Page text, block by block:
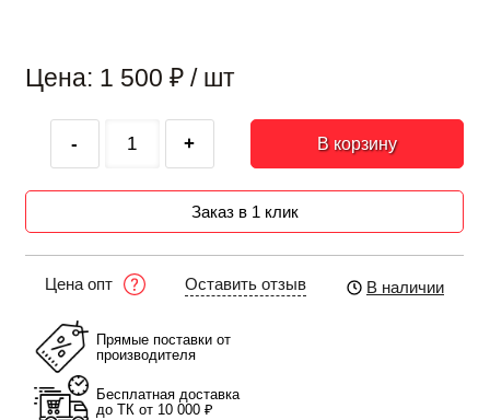
Цена: 1 500 ₽ / шт
- + В корзину
Заказ в 1 клик
Цена опт Оставить отзыв В наличии
Прямые поставки от
производителя
Бесплатная доставка
до ТК от 10 000 ₽